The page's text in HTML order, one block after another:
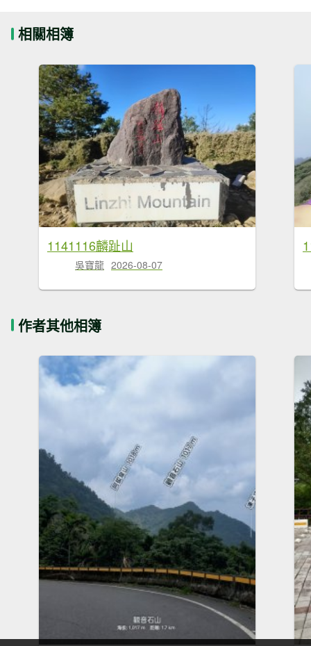
相關相簿
1141116麟趾山
吳寶龍 2026-08-07
作者其他相簿